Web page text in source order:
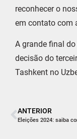
reconhecer o
em contato com
A grande final
decisão do
Tashkent no
ANTERIOR